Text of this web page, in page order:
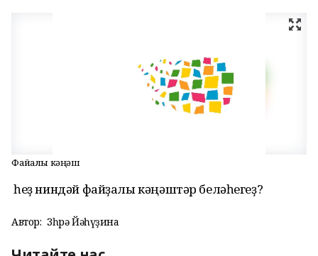
Файҙалы кәңәш
Ә һеҙ ниндәй файҙалы кәңәштәр беләһегеҙ?
Автор: Зөһрә Йәһүҙина